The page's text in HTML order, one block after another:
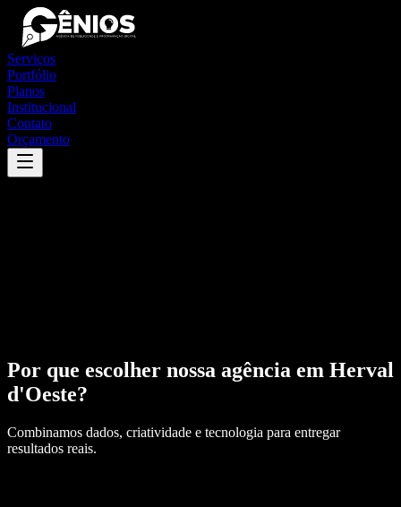
Serviços
Portfólio
Planos
Institucional
Contato
Orçamento
Por que escolher nossa agência em Herval
d'Oeste?
Combinamos dados, criatividade e tecnologia para entregar
resultados reais.